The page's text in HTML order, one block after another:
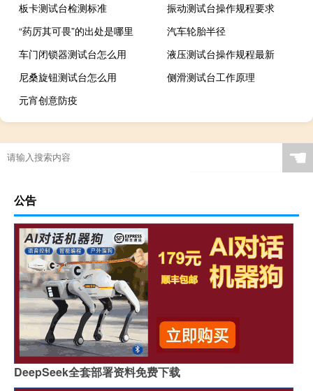
板卡测试台检测标准
振动测试台操作规程要求
“药厉其可畏”的出处是哪里
汽车轮胎半径
车门闭锁器测试台怎么用
液压测试台操作规程最新
尼桑旋钮测试台怎么用
侧滑测试台工作原理
元宵创意防疫
☚
公告
DeepSeek全套部署资料免费下载